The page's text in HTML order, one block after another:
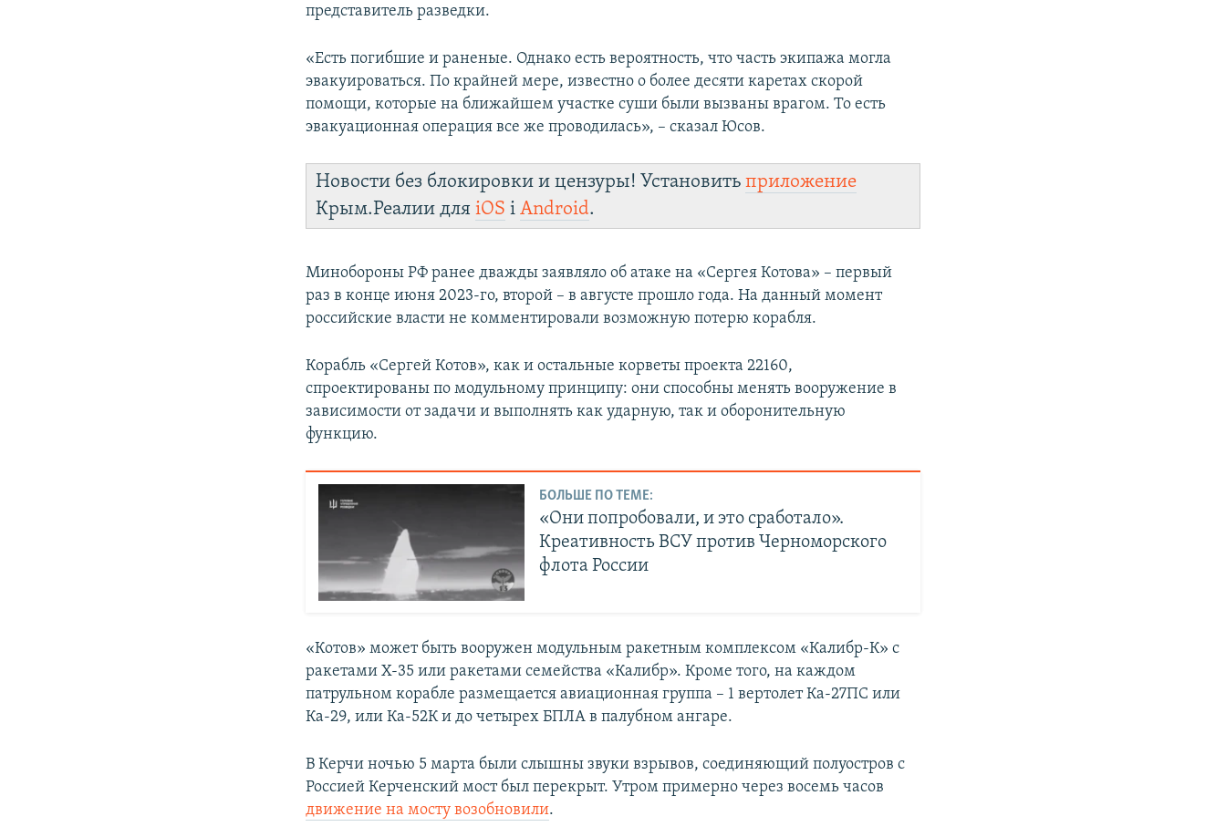
представитель разведки.
«Есть погибшие и раненые. Однако есть вероятность, что часть экипажа могла
эвакуироваться. По крайней мере, известно о более десяти каретах скорой
помощи, которые на ближайшем участке суши были вызваны врагом. То есть
эвакуационная операция все же проводилась», – сказал Юсов.
Новости без блокировки и цензуры! Установитьприложение
Крым.Реалии дляiOS іAndroid.
Минобороны РФ ранее дважды заявляло об атаке на «Сергея Котова» – первый
раз в конце июня 2023-го, второй – в августе прошло года. На данный момент
российские власти не комментировали возможную потерю корабля.
Корабль «Сергей Котов», как и остальные корветы проекта 22160,
спроектированы по модульному принципу: они способны менять вооружение в
зависимости от задачи и выполнять как ударную, так и оборонительную
функцию.
БОЛЬШЕ ПО ТЕМЕ:
«Они попробовали, и это сработало».
Креативность ВСУ против Черноморского
флота России
«Котов» может быть вооружен модульным ракетным комплексом «Калибр-К» с
ракетами Х-35 или ракетами семейства «Калибр». Кроме того, на каждом
патрульном корабле размещается авиационная группа – 1 вертолет Ка-27ПС или
Ка-29, или Ка-52К и до четырех БПЛА в палубном ангаре.
В Керчи ночью 5 марта были слышны звуки взрывов, соединяющий полуостров с
Россией Керченский мост был перекрыт. Утром примерно через восемь часов
движение на мосту возобновили.